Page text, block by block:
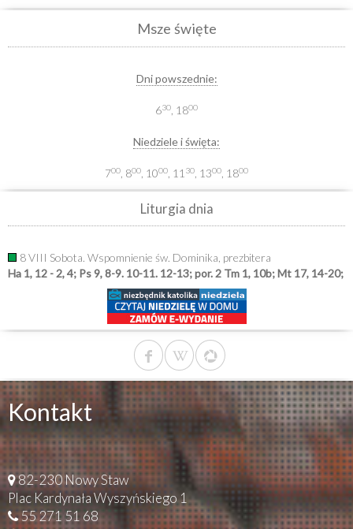
Msze święte
Dni powszednie:
630 , 1800
Niedziele i święta:
700 , 800 , 1000 , 11 30 , 1300 , 1800
Liturgia dnia
8 VIII Sobota. Wspomnienie św. Dominika, prezbitera
Ha 1, 12 - 2, 4; Ps 9, 8-9. 10-11. 12-13; por. 2 Tm 1, 10b; Mt 17, 14-20;
Kontakt
82-230 Nowy Staw
Plac Kardynała Wyszyńskiego 1
55 271 51 68